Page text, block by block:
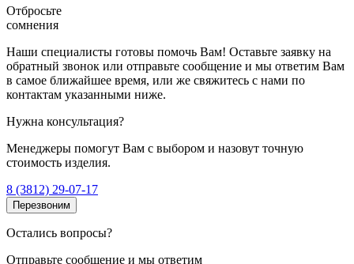
Отбросьте
сомнения
Наши специалисты готовы помочь Вам! Оставьте заявку на
обратный звонок или отправьте сообщение и мы ответим Вам
в самое ближайшее время, или же свяжитесь с нами по
контактам указанными ниже.
Нужна консультация?
Менеджеры помогут Вам с выбором и назовут точную
стоимость изделия.
8 (3812) 29-07-17
Перезвоним
Остались вопросы?
Отправьте сообщение и мы ответим